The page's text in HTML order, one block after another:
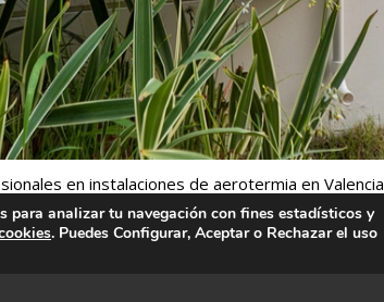
en instalaciones de aerotermia en Valencia
para analizar tu navegación con fines estadísticos y
. Puedes Configurar, Aceptar o Rechazar el uso